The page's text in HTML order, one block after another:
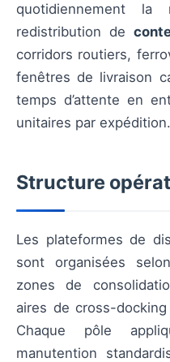
quotidiennement
redistribution de
corridors routiers,
fenêtres de livraison
temps d’attente en
unitaires par expédition.
Structure
Les plateformes de
sont organisées
zones de
aires de cross-
Chaque pôle
manutention